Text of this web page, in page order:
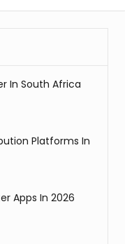
In South Africa
Platforms In
Apps In 2026